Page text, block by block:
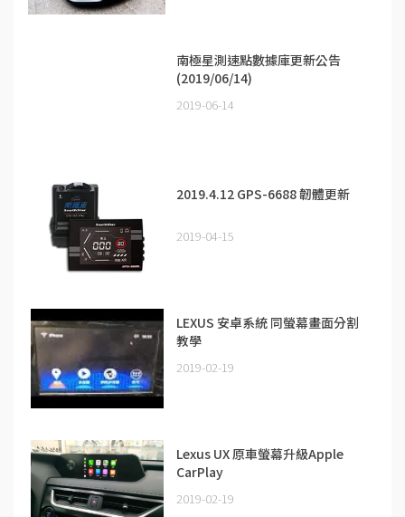
南極星測速點數據庫更新公告
(2019/06/14)
2019-06-14
2019.4.12 GPS-6688 韌體更新
2019-04-15
LEXUS 安卓系統 同螢幕畫面分割
教學
2019-02-19
Lexus UX 原車螢幕升級Apple
CarPlay
2019-02-19